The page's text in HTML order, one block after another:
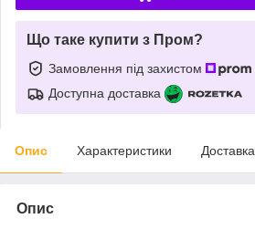
Що таке купити з Пром?
Замовлення під захистом
Доступна доставка
Опис Характеристики Доставка
Опис